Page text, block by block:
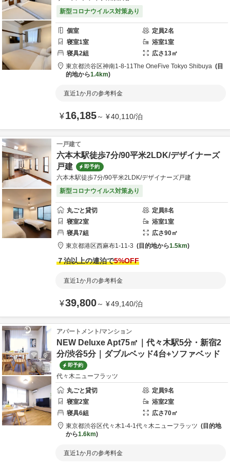
新型コロナウイルス対策あり
個室 定員2名
寝室1室 浴室1室
寝具2組 広さ13㎡
東京都渋谷区神南1-8-11The OneFive Tokyo Shibuya
目
的地から1.4km
直近1か月の参考料金
¥16,185～ ¥40,110/泊
一戸建て
六本木駅徒歩7分/90平米2LDK/デザイナーズ
戸建
即予約
六本木駅徒歩7分/90平米2LDK/デザイナーズ戸建
新型コロナウイルス対策あり
丸ごと貸切 定員8名
寝室2室 浴室1室
寝具7組 広さ90㎡
東京都港区西麻布1-11-3 目的地から1.5km
７泊以上の連泊で5%OFF
直近1か月の参考料金
¥39,800～ ¥49,140/泊
アパートメント/マンション
NEW Deluxe Apt75㎡｜代々木駅5分・新宿2
分/渋谷5分｜ダブルベッド4台+ソファベッド
即予約
代々木ニューフラッツ
丸ごと貸切
定員9名
寝室2室 浴室2室
寝具6組 広さ70㎡
東京都渋谷区代々木1-4-1代々木ニューフラッツ
目的地
から1.6km
直近1か月の参考料金